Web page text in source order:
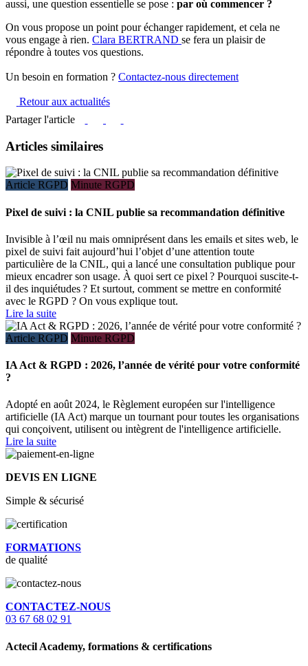
aussi, une question essentielle se pose : par où commencer ?
On vous propose un point pour échanger rapidement, et cela ne
vous engage à rien. Clara BERTRAND se fera un plaisir de
répondre à toutes vos questions.
Un besoin en formation ? Contactez-nous directement
Retour aux actualités
Partager l'article
Articles similaires
Article RGPD Minute RGPD
Pixel de suivi : la CNIL publie sa recommandation définitive
Invisible à l’œil nu mais omniprésent dans les emails et sites web, le
pixel de suivi fait aujourd’hui l’objet d’une attention toute
particulière de la CNIL, qui a lancé une consultation publique pour
mieux encadrer son usage. À quoi sert ce pixel ? Pourquoi suscite-t-
il des inquiétudes ? Et surtout, comment se mettre en conformité
avec le RGPD ? On vous explique tout.
Lire la suite
Article RGPD Minute RGPD
IA Act & RGPD : 2026, l’année de vérité pour votre conformité
?
Adopté en août 2024, le Règlement européen sur l'intelligence
artificielle (IA Act) marque un tournant pour toutes les organisations
qui conçoivent, utilisent ou intègrent de l'intelligence artificielle.
Lire la suite
DEVIS EN LIGNE
Simple & sécurisé
FORMATIONS
de qualité
CONTACTEZ-NOUS
03 67 68 02 91
Actecil Academy, formations & certifications